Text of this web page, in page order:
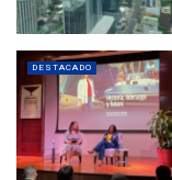
DESTACADO